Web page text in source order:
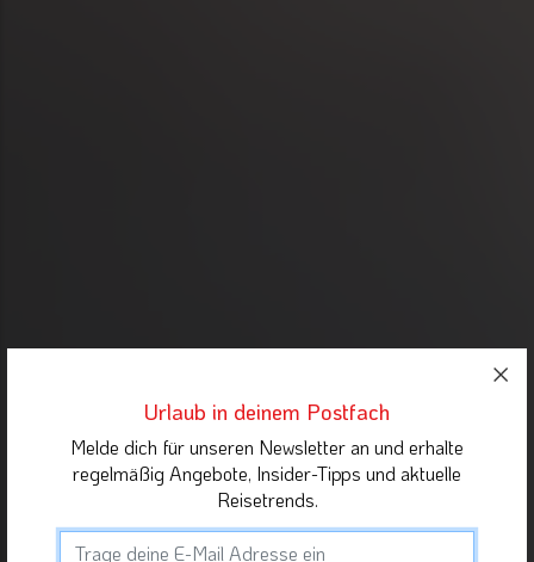
Urlaub in deinem Postfach
Melde dich für unseren Newsletter an und erhalte
regelmäßig Angebote, Insider-Tipps und aktuelle
Reisetrends.